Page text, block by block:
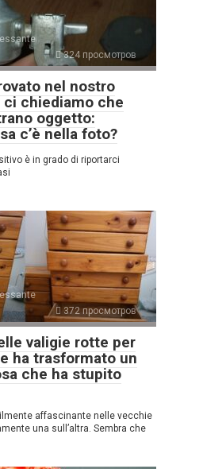
324 просмотров
nel nostro
chiediamo che
oggetto:
c’è nella foto?
è in grado di riportarci
372 просмотров
valigie rotte per
ha trasformato un
che ha stupito
affascinante nelle vecchie
una sull’altra. Sembra che